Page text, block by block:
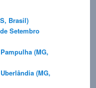
Brasil)
Setembro
(MG,
(MG,